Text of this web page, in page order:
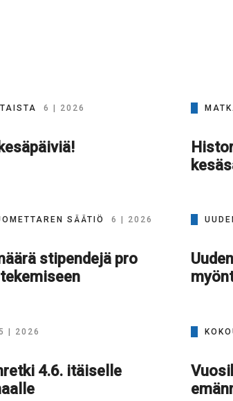
6 | 2026
SÄÄTIÖ 6 | 2026
stipendejä pro
| 2026
4.6. itäiselle